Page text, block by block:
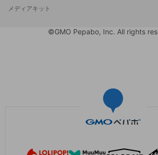
メディアキット
©GMO Pepabo, Inc. All rights